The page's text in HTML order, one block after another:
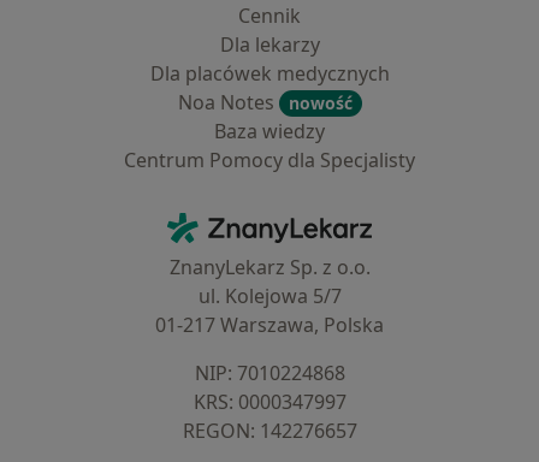
Cennik
Dla lekarzy
Dla placówek medycznych
Noa Notes
nowość
Baza wiedzy
Centrum Pomocy dla Specjalisty
ZnanyLekarz - Strona główna
ZnanyLekarz Sp. z o.o.
ul. Kolejowa 5/7
01-217 Warszawa, Polska
NIP: ⁠7010224868
KRS: ⁠0000347997
REGON: ⁠142276657